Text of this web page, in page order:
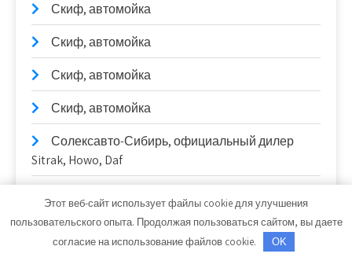
Скиф, автомойка
Скиф, автомойка
Скиф, автомойка
Скиф, автомойка
Солексавто-Сибирь, официальный дилер
Sitrak, Howo, Daf
компания
Стелла, производственно-монтажная
Этот веб-сайт использует файлы cookie для улучшения
пользовательского опыта. Продолжая пользоваться сайтом, вы даете
согласие на использование файлов cookie.
OK